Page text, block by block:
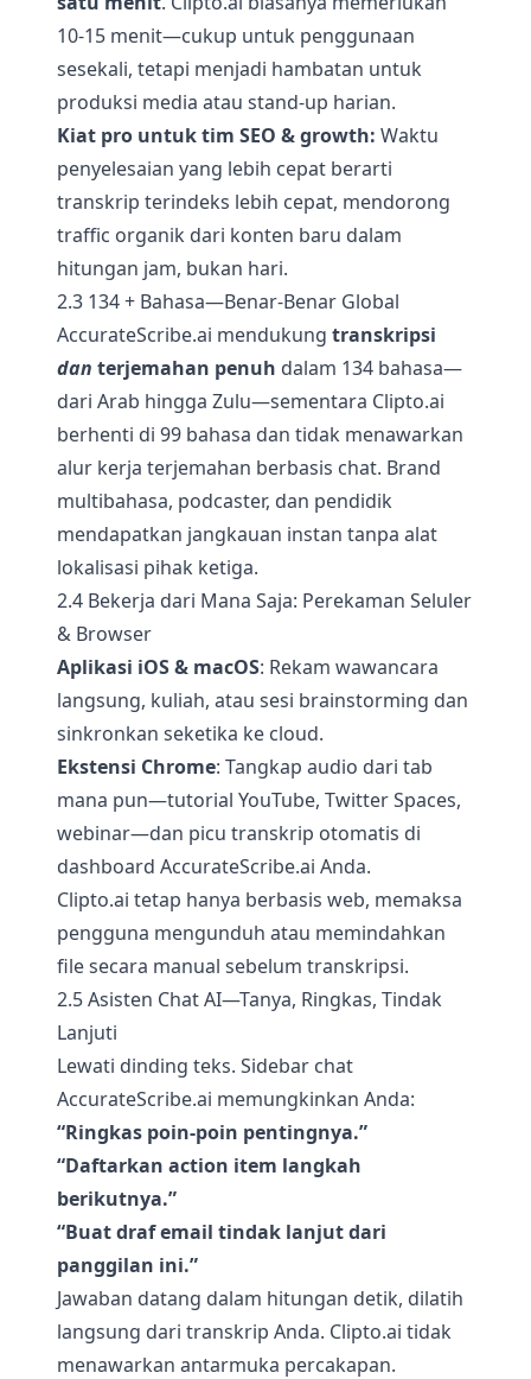
10-15 menit—cukup untuk penggunaan
sesekali, tetapi menjadi hambatan untuk
produksi media atau stand-up harian.
Kiat pro untuk tim SEO & growth: Waktu
penyelesaian yang lebih cepat berarti
transkrip terindeks lebih cepat, mendorong
traffic organik dari konten baru dalam
hitungan jam, bukan hari.
2.3 134 + Bahasa—Benar-Benar Global
AccurateScribe.ai mendukung transkripsi
dan terjemahan penuh dalam 134 bahasa—
dari Arab hingga Zulu—sementara Clipto.ai
berhenti di 99 bahasa dan tidak menawarkan
alur kerja terjemahan berbasis chat. Brand
multibahasa, podcaster, dan pendidik
mendapatkan jangkauan instan tanpa alat
lokalisasi pihak ketiga.
2.4 Bekerja dari Mana Saja: Perekaman Seluler
& Browser
Aplikasi iOS & macOS: Rekam wawancara
langsung, kuliah, atau sesi brainstorming dan
sinkronkan seketika ke cloud.
Ekstensi Chrome: Tangkap audio dari tab
mana pun—tutorial YouTube, Twitter Spaces,
webinar—dan picu transkrip otomatis di
dashboard AccurateScribe.ai Anda.
Clipto.ai tetap hanya berbasis web, memaksa
pengguna mengunduh atau memindahkan
file secara manual sebelum transkripsi.
2.5 Asisten Chat AI—Tanya, Ringkas, Tindak
Lanjuti
Lewati dinding teks. Sidebar chat
AccurateScribe.ai memungkinkan Anda:
“Ringkas poin-poin pentingnya.”
“Daftarkan action item langkah
berikutnya.”
“Buat draf email tindak lanjut dari
panggilan ini.”
Jawaban datang dalam hitungan detik, dilatih
langsung dari transkrip Anda. Clipto.ai tidak
menawarkan antarmuka percakapan.